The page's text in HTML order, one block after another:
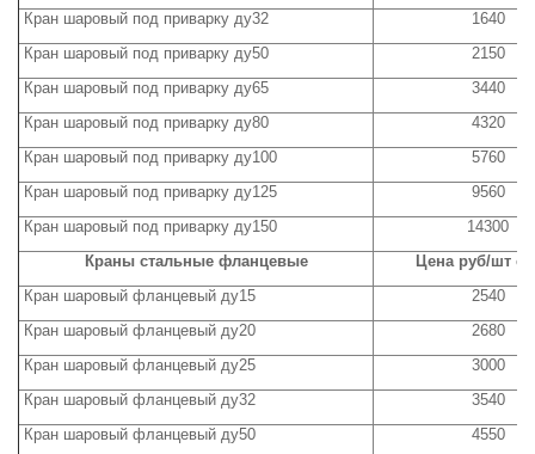
Кран шаровый под приварку ду32
1640
Кран шаровый под приварку ду50
2150
Кран шаровый под приварку ду65
3440
Кран шаровый под приварку ду80
4320
Кран шаровый под приварку ду100
5760
Кран шаровый под приварку ду125
9560
Кран шаровый под приварку ду150
14300
Краны стальные фланцевые
Цена руб/шт с
Кран шаровый фланцевый ду15
2540
Кран шаровый фланцевый ду20
2680
Кран шаровый фланцевый ду25
3000
Кран шаровый фланцевый ду32
3540
Кран шаровый фланцевый ду50
4550